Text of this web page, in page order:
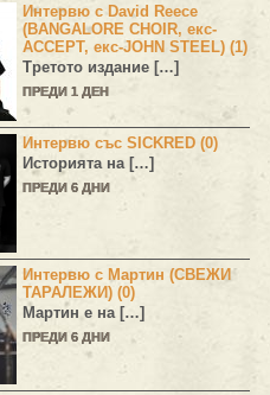
Интервю с David Reece
(BANGALORE CHOIR, екс-
ACCEPT, екс-JOHN STEEL) (1)
Третото издание […]
ПРЕДИ 1 ДЕН
Интервю със SICKRED (0)
Историята на […]
ПРЕДИ 6 ДНИ
Интервю с Мартин (СВЕЖИ
ТАРАЛЕЖИ) (0)
Мартин е на […]
ПРЕДИ 6 ДНИ